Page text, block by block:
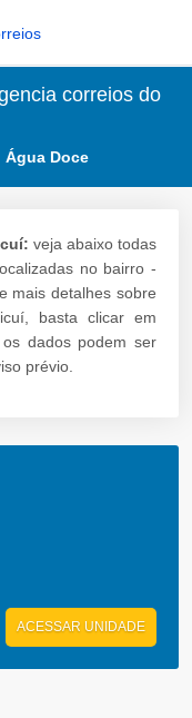
correios do
Água Doce
veja abaixo todas
no bairro -
mais detalhes sobre
basta clicar em
dados podem ser
prévio.
ACESSAR UNIDADE